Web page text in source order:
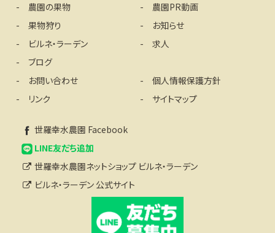
農園の果物
果物狩り
ビルネ・ラーデン
ブログ
農園PR動画
お知らせ
求人
お問い合わせ
個人情報保護方針
リンク
サイトマップ
世羅幸水農園 Facebook
LINE友だち追加
世羅幸水農園ネットショップ ビルネ・ラーデン
ビルネ・ラーデン 公式サイト